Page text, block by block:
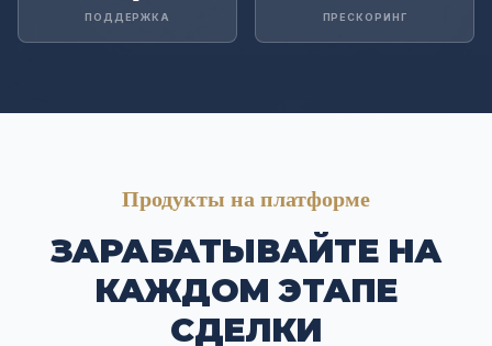
ПОДДЕРЖКА ПРЕСКОРИНГ
Продукты на платформе
ЗАРАБАТЫВАЙТЕ НА
КАЖДОМ ЭТАПЕ
СДЕЛКИ